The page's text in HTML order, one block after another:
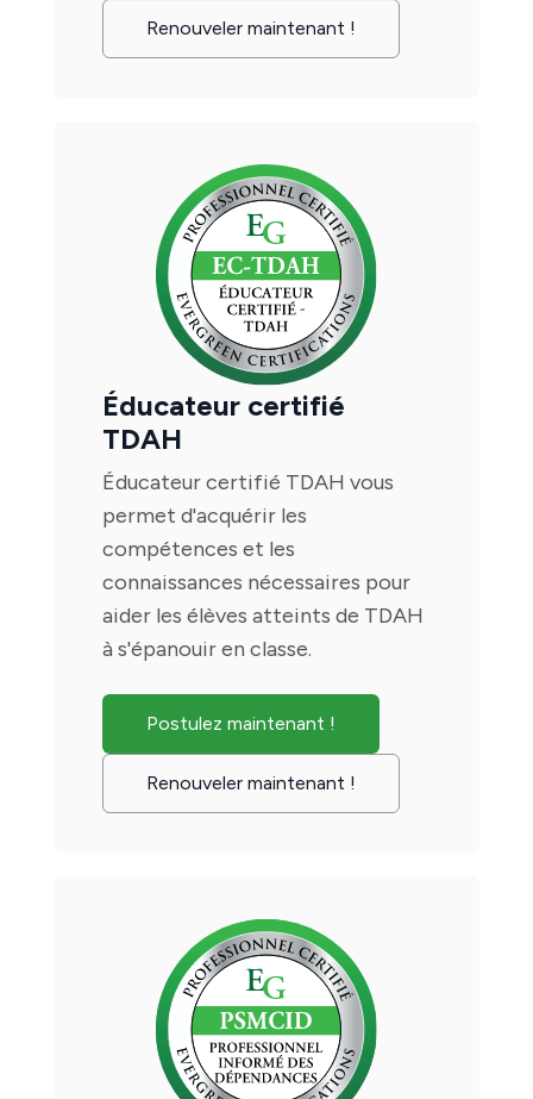
Renouveler maintenant !
Éducateur certifié
TDAH
Éducateur certifié TDAH vous
permet d'acquérir les
compétences et les
connaissances nécessaires pour
aider les élèves atteints de TDAH
à s'épanouir en classe.
Postulez maintenant !
Renouveler maintenant !